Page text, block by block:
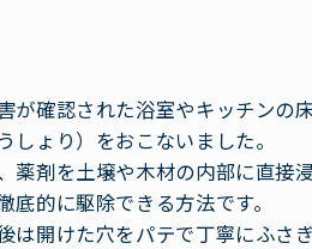
が確認された浴室やキッチンの
しょり）をおこないました。
薬剤を土壌や木材の内部に直接
底的に駆除できる方法です。
は開けた穴をパテで丁寧にふさ